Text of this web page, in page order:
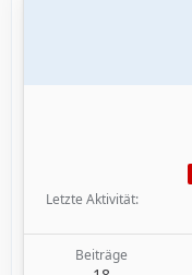
Letzte Aktivität
Beiträge